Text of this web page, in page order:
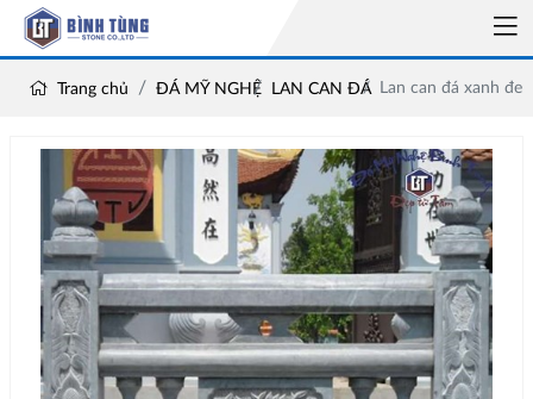
Trang chủ ĐÁ MỸ NGHỆ LAN CAN ĐÁ Lan can đá xanh